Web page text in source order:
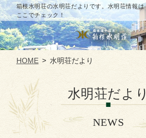
箱根水明荘の水明荘だよりです。水明荘情報は
ここでチェック！
HOME 水明荘だより
水明荘だより
NEWS
CLOSE
HOME
温泉
お料理